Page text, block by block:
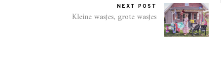
NEXT POST
Kleine wasjes, grote wasjes